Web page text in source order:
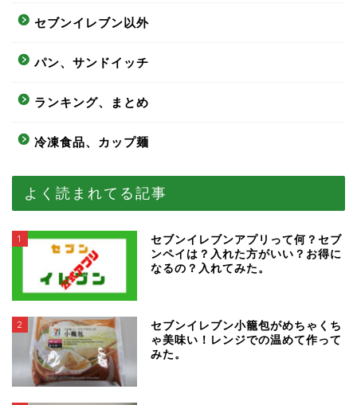
セブンイレブン以外
パン、サンドイッチ
ランキング、まとめ
冷凍食品、カップ麺
よく読まれてる記事
1
セブンイレブンアプリって何？セブ
ンペイは？入れた方がいい？お得に
なるの？入れてみた。
2
セブンイレブン小籠包がめちゃくち
ゃ美味い！レンジでの温めて作って
みた。